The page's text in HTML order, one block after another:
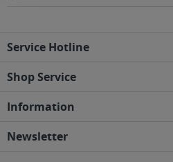
Service Hotline
Shop Service
Information
Newsletter